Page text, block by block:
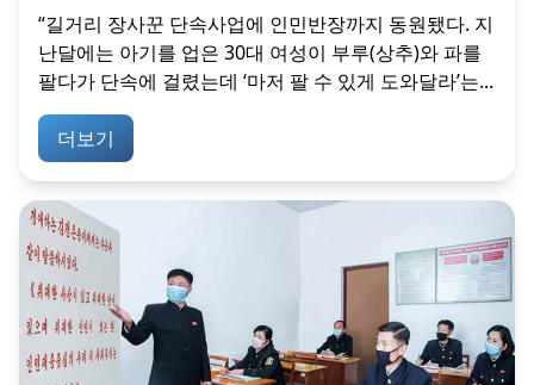
“길거리 장사꾼 단속사업에 인민반장까지 동원됐다. 지
난달에는 아기를 업은 30대 여성이 부루(상추)와 파를
팔다가 단속에 걸렸는데 ‘마저 팔 수 있게 도와달라’는...
더보기